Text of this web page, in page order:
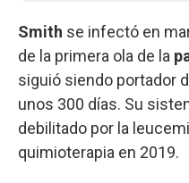
Smith se infectó en
de la primera ola de la
siguió siendo portador
unos 300 días. Su
debilitado por la
quimioterapia en 2019.